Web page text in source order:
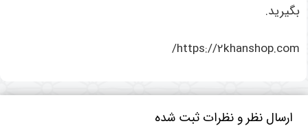
بگیرید.
https://2khanshop.com/
ارسال نظر و نظرات ثبت شده